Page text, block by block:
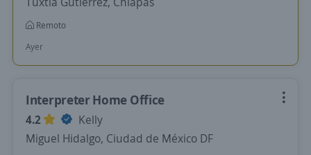
Remoto
Ayer
Interpreter Home Office
4.2
Kelly
Miguel Hidalgo, Ciudad de México DF